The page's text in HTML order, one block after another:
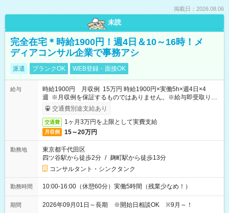
掲載日：2026.08.06
未読
完全在宅＊時給1900円！週4日＆10～16時！メ
ディアコンサル企業で事務アシ
派遣 ブランクOK WEB登録・面接OK
給与
時給1900円 月収例 15万円 時給1900円×実働5h×週4日×4
週 ※月収例を保証するものではありません。※給与即受取りサ
ービス利用可（利用条件有）
交通費別途支給あり
交通費 1ヶ月3万円を上限として実費支給
月収例 15～20万円
勤務地
東京都千代田区
四ツ谷駅から徒歩2分 / 麹町駅から徒歩13分
コンサルタント・シンクタンク
勤務時間 10:00-16:00（休憩60分）実働5時間（残業少なめ！）
期間 2026年09月01日～長期 ※開始日相談OK ※9月～！